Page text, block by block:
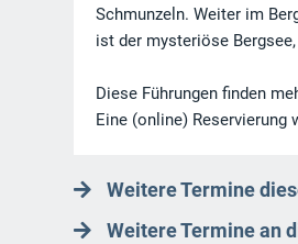
Schmunzeln. Weiter im
ist der mysteriöse
Diese Führungen finden
Eine (online) Reservierung
Weitere Termine
Weitere Termine an